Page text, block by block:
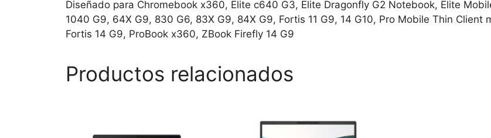
Diseñado para Chromebook x360, Elite c640 G3, Elite Dragonfly G2 Notebook, Elite
1040 G9, 64X G9, 830 G6, 83X G9, 84X G9, Fortis 11 G9, 14 G10, Pro Mobile Thin
Fortis 14 G9, ProBook x360, ZBook Firefly 14 G9
Productos relacionados